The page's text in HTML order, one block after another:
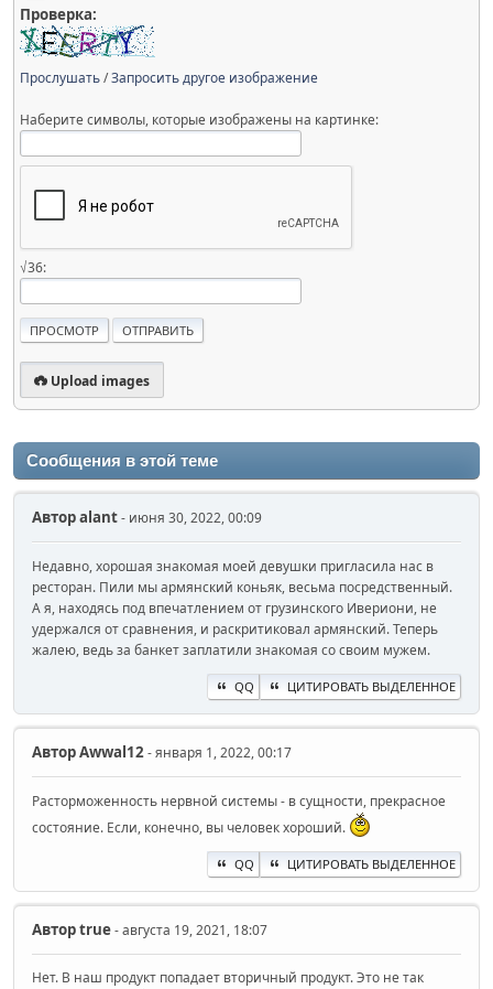
Проверка:
Прослушать/Запросить другое изображение
Наберите символы, которые изображены на картинке:
√36:
Upload images
Сообщения в этой теме
Авторalant- июня 30, 2022, 00:09
Недавно, хорошая знакомая моей девушки пригласила нас в
ресторан. Пили мы армянский коньяк, весьма посредственный.
А я, находясь под впечатлением от грузинского Ивериони, не
удержался от сравнения, и раскритиковал армянский. Теперь
жалею, ведь за банкет заплатили знакомая со своим мужем.
QQ ЦИТИРОВАТЬ ВЫДЕЛЕННОЕ
АвторAwwal12- января 1, 2022, 00:17
Расторможенность нервной системы - в сущности, прекрасное
состояние. Если, конечно, вы человек хороший.
QQ ЦИТИРОВАТЬ ВЫДЕЛЕННОЕ
Авторtrue- августа 19, 2021, 18:07
Нет. В наш продукт попадает вторичный продукт. Это не так